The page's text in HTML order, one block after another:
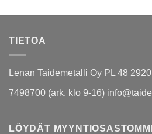
TIETOA
Lenan Taidemetalli Oy PL 48
7498700 (ark. klo 9-16)
LÖYDÄT